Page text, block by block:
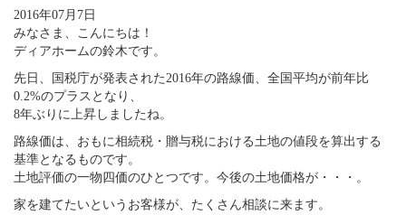
2016年07月7日
みなさま、こんにちは！
ディアホームの鈴木です。
先日、国税庁が発表された2016年の路線価、全国平均が前年比
0.2%のプラスとなり、
8年ぶりに上昇しましたね。
路線価は、おもに相続税・贈与税における土地の値段を算出する
基準となるものです。
土地評価の一物四価のひとつです。今後の土地価格が・・・。
家を建てたいというお客様が、たくさん相談に来ます。